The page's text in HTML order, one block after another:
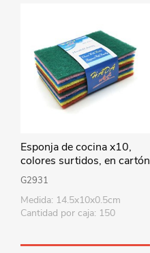
Esponja de cocina x10,
colores surtidos, en cartón
G2931
Medida: 14.5x10x0.5cm
Cantidad por caja: 150